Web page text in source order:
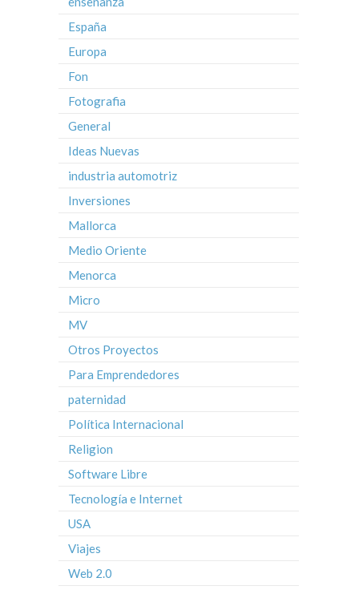
España
Europa
Fon
Fotografia
General
Ideas Nuevas
industria automotriz
Inversiones
Mallorca
Medio Oriente
Menorca
Micro
MV
Otros Proyectos
Para Emprendedores
paternidad
Política Internacional
Religion
Software Libre
Tecnología e Internet
USA
Viajes
Web 2.0